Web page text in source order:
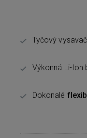
Tyčový
Výkonná Li-Ion
Dokonalé